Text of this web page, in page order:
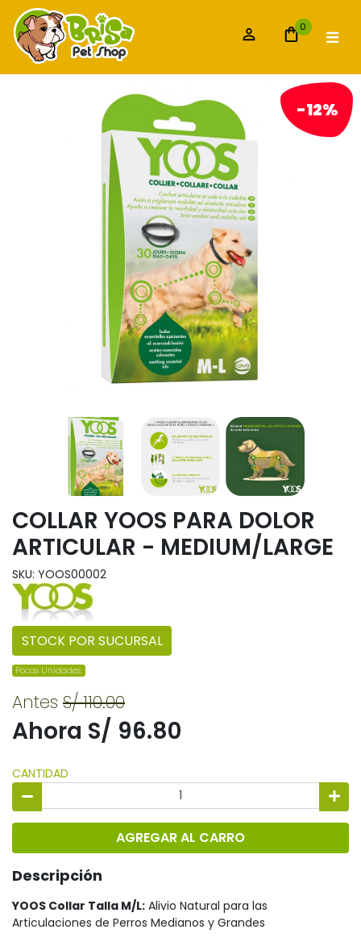
0
-12%
COLLAR YOOS PARA DOLOR
ARTICULAR - MEDIUM/LARGE
SKU: YOOS00002
STOCK POR SUCURSAL
Pocas Unidades.
Antes S/ 110.00
Ahora S/ 96.80
CANTIDAD
AGREGAR AL CARRO
Descripción
YOOS Collar Talla M/L: Alivio Natural para las
Articulaciones de Perros Medianos y Grandes